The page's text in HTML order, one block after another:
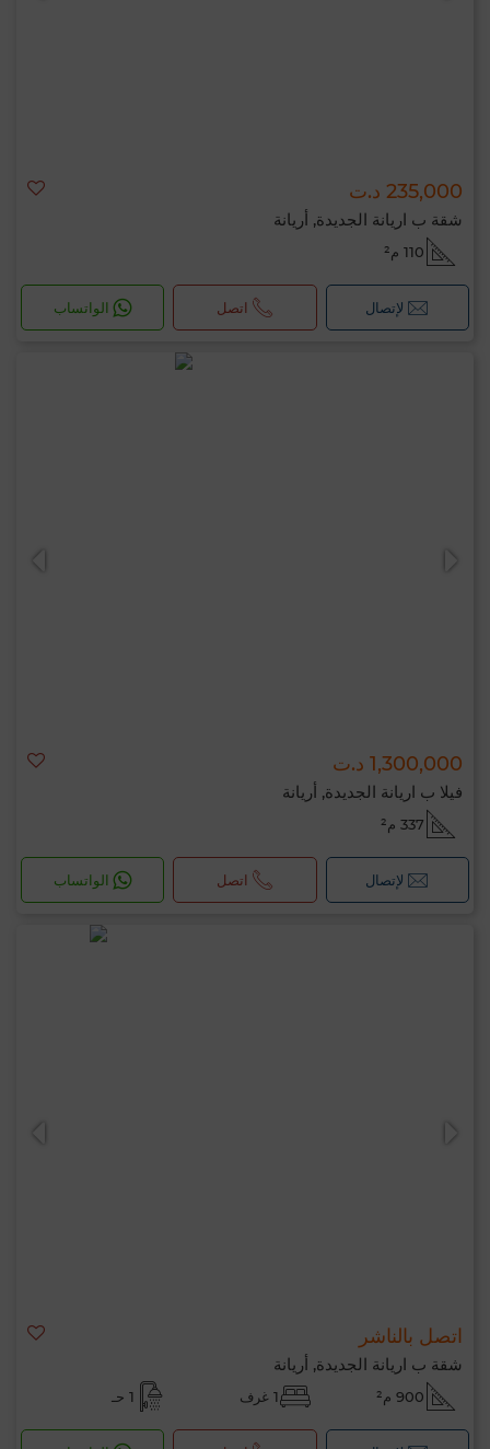
235,000 د.ت
شقة ب اريانة الجديدة, أريانة
110 م²
لإتصال اتصل الواتساب
1,300,000 د.ت
فيلا ب اريانة الجديدة, أريانة
337 م²
لإتصال اتصل الواتساب
اتصل بالناشر
شقة ب اريانة الجديدة, أريانة
900 م² 1 غرف 1 حـ